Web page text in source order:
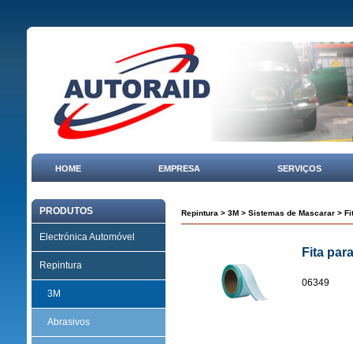
HOME EMPRESA SERVIÇOS
PRODUTOS
Electrónica Automóvel
Repintura
3M
Abrasivos
Repintura > 3M > Sistemas de Mascarar >
Fita
06349